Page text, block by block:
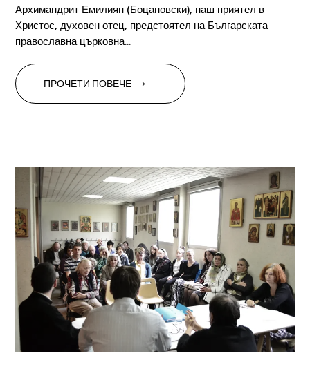
Архимандрит Емилиян (Боцановски), наш приятел в
Христос, духовен отец, предстоятел на Българската
православна църковна...
ПРОЧЕТИ ПОВЕЧЕ